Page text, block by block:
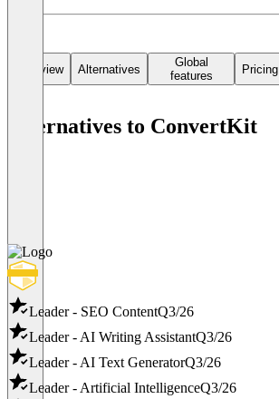
Overview Alternatives
Global
features
Pricing
Alternatives to ConvertKit
Leader - SEO ContentQ3/26
Leader - AI Writing AssistantQ3/26
Leader - AI Text GeneratorQ3/26
Leader - Artificial IntelligenceQ3/26